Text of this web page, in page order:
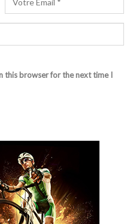
this browser for the next time I